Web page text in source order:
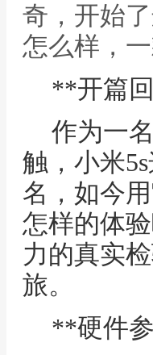
奇，开始
怎么样，
**开篇
作为一
触，小米
名，如今
怎样的体
力的真实
旅。
**硬件